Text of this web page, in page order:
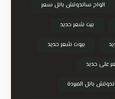
الواح ساندوتش بانل سعر
بيت شعر حديد
بيوت شعر حديد
على حديد
بانل المبردة